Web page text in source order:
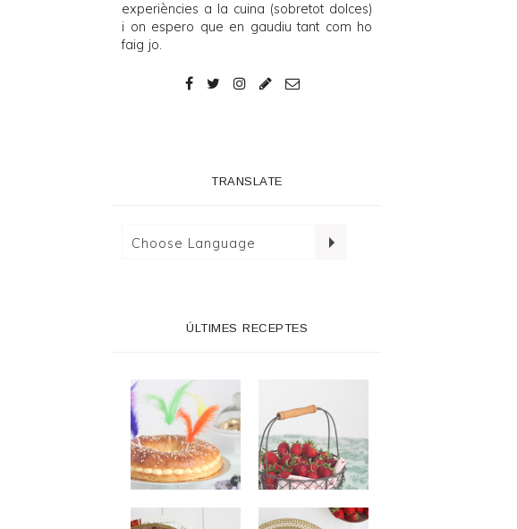
experiències a la cuina (sobretot dolces)
i on espero que en gaudiu tant com ho
faig jo.
TRANSLATE
ÚLTIMES RECEPTES